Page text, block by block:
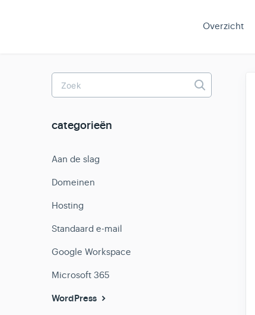
Overzicht
Toggle
Search
categorieën
Aan de slag
Domeinen
Hosting
Standaard e-mail
Google Workspace
Microsoft 365
WordPress